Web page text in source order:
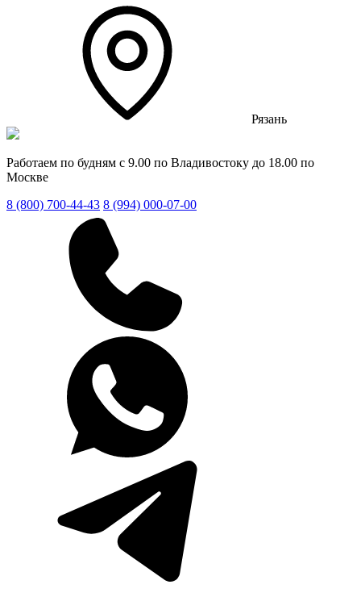
Рязань
Работаем по будням с 9.00 по Владивостоку до 18.00 по
Москве
8 (800) 700-44-43 8 (994) 000-07-00